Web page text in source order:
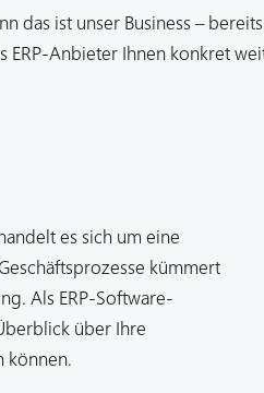
das ist unser Business –
Anbieter Ihnen konkret
es sich um eine
kümmert
Als ERP-Software-
über Ihre
können.